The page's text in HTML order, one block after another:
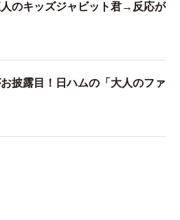
在は「闘魂こめて」（63年）だ
。しかし、作詞家は西條八十
のキッズジャビット君→反応が
披露目！日ハムの「大人のファ